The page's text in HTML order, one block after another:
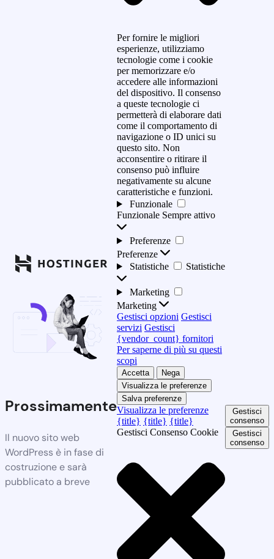
Prossimamente
Il nuovo sito web
WordPress è in fase di
costruzione e sarà
pubblicato a breve
Per fornire le migliori
esperienze, utilizziamo
tecnologie come i cookie
per memorizzare e/o
accedere alle informazioni
del dispositivo. Il consenso
a queste tecnologie ci
permetterà di elaborare dati
come il comportamento di
navigazione o ID unici su
questo sito. Non
acconsentire o ritirare il
consenso può influire
negativamente su alcune
caratteristiche e funzioni.
Funzionale
Funzionale Sempre attivo
Preferenze
Preferenze
Statistiche
Statistiche
Marketing
Marketing
Gestisci opzioni Gestisci
servizi Gestisci
{vendor_count} fornitori
Per saperne di più su questi
scopi
Accetta
Nega
Visualizza le preferenze
Salva preferenze
Visualizza le preferenze
{title} {title} {title}
Gestisci Consenso Cookie
Gestisci
consenso
Gestisci
consenso